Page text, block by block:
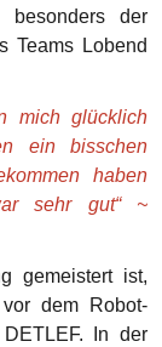
besonders der
Teams Lobend
mich glücklich
ein bisschen
haben
sehr gut“ ~
gemeistert ist,
dem Robot-
In der